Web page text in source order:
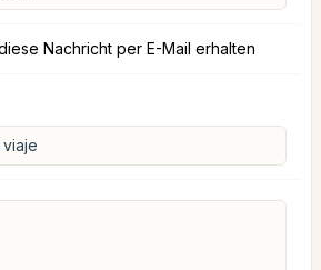
Nachricht per E-Mail erhalten